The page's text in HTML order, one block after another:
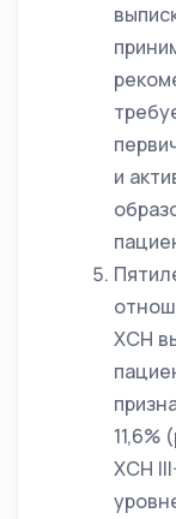
и
ХСН
11,6%
ХСН